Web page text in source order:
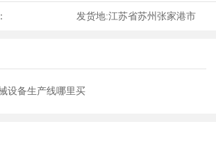
发货地:江苏省苏州张家港市
设备生产线哪里买